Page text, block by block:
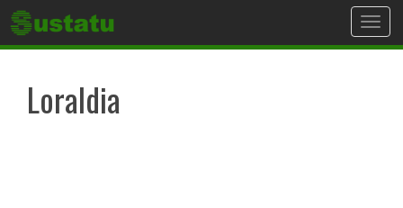
Loraldia